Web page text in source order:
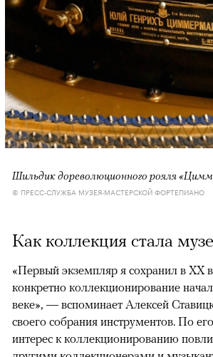
Шильдик дореволюционного рояля
© ПРЕСС-СЛУЖБА МУЗЕЯ-МАСТЕРСКОЙ ФОРТЕПИАНО
Как коллекция стала
«Первый экземпляр я сохранил в XX
конкретно коллекционирование
веке», — вспоминает Алексей
своего собрания инструментов. По
интерес к коллекционированию